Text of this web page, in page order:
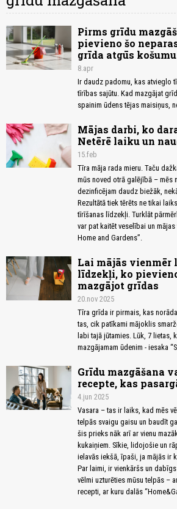
Pirms grīdu
pievieno šo
grīda atgūs košumu
8.apr
Ir daudz padomu, kas atvieglo
tīrības sajūtu. Kad mazgājat
spainim ūdens tējas maisiņus,
Mājas darbi, ko
Netērē laiku un
15.feb
Tīra māja rada mieru. Taču
mūs noved otrā galējībā – mēs
dezinficējam daudz biežāk,
Rezultātā tiek tērēts ne tikai
tīrīšanas līdzekļi. Turklāt
var pat kaitēt veselībai un
Home and Gardens”.
Lai mājās vienmēr
līdzekļi, ko
mazgājot grīdas
20.nov 2025
Tīra grīda ir pirmais, kas
tas, cik patīkami mājoklis
labi tajā jūtamies. Lūk, 7 lietas,
mazgājamam ūdenim - iesaka
Grīdu mazgāšana
recepte, kas
4.jun 2025
Vasara – tas ir laiks, kad mēs
telpās svaigu gaisu un baudīt
šis prieks nāk arī ar vienu
kukaiņiem. Sīkie, lidojošie un
ielavās iekšā, īpaši, ja mājās ir
Par laimi, ir vienkāršs un
vēlmi uzturēties mūsu telpās –
recepti, ar kuru dalās